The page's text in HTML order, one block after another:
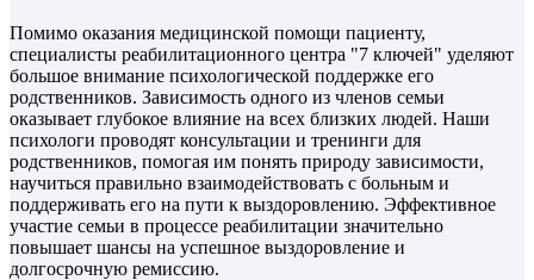
Помимо оказания медицинской помощи пациенту,
специалисты реабилитационного центра "7 ключей" уделяют
большое внимание психологической поддержке его
родственников. Зависимость одного из членов семьи
оказывает глубокое влияние на всех близких людей. Наши
психологи проводят консультации и тренинги для
родственников, помогая им понять природу зависимости,
научиться правильно взаимодействовать с больным и
поддерживать его на пути к выздоровлению. Эффективное
участие семьи в процессе реабилитации значительно
повышает шансы на успешное выздоровление и
долгосрочную ремиссию.